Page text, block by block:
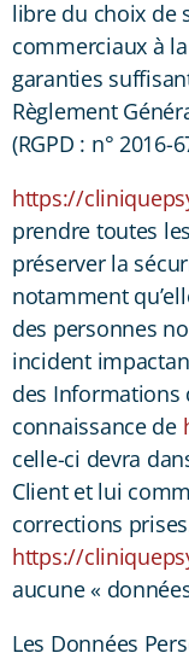
libre du choix de
commerciaux à
garanties
Règlement
(RGPD : n° 2016-
https://
prendre toutes
préserver la
notamment
des personnes
incident
des Informations
connaissance de
celle-ci devra
Client et lui
corrections
https://
aucune «
Les Données